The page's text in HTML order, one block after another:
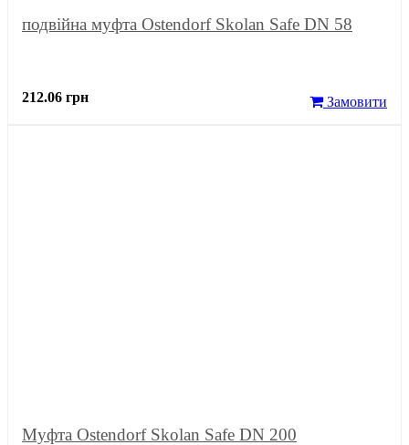
подвійна муфта Ostendorf Skolan Safe DN 58
212.06 грн Замовити
Муфта Ostendorf Skolan Safe DN 200